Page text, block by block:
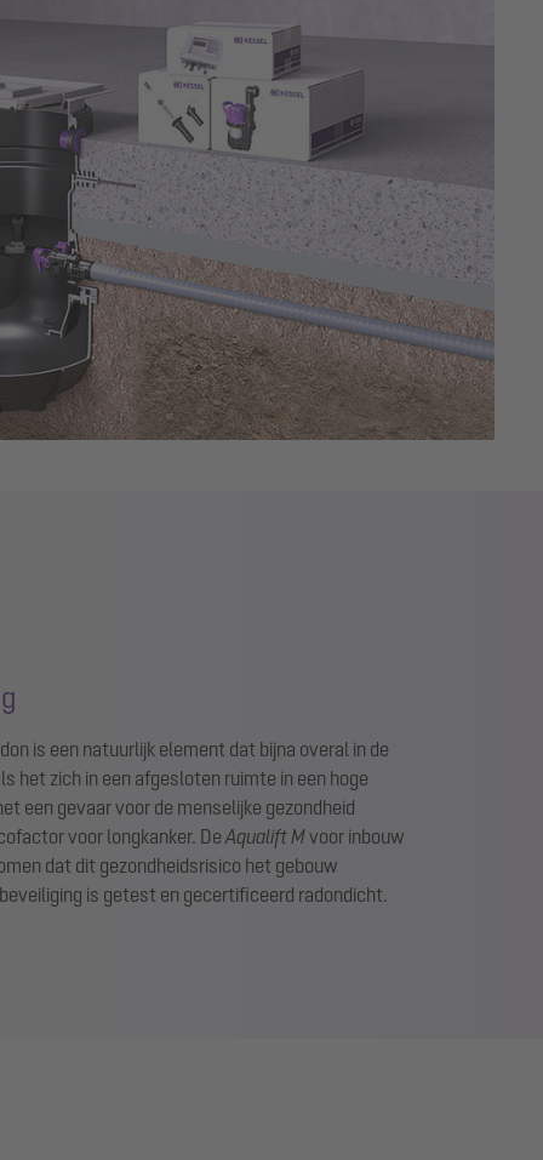
is een natuurlijk element dat bijna overal in de
het zich in een afgesloten ruimte in een hoge
een gevaar voor de menselijke gezondheid
voor longkanker. DeAqualift Mvoor inbouw
dat dit gezondheidsrisico het gebouw
is getest en gecertificeerd radondicht.